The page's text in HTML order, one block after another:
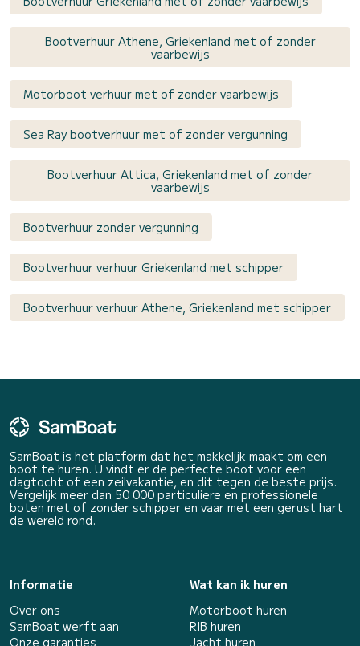
Bootverhuur Athene, Griekenland met of zonder
vaarbewijs
Motorboot verhuur met of zonder vaarbewijs
Sea Ray bootverhuur met of zonder vergunning
Bootverhuur Attica, Griekenland met of zonder
vaarbewijs
Bootverhuur zonder vergunning
Bootverhuur verhuur Griekenland met schipper
Bootverhuur verhuur Athene, Griekenland met schipper
SamBoat is het platform dat het makkelijk maakt om een
boot te huren. U vindt er de perfecte boot voor een
dagtocht of een zeilvakantie, en dit tegen de beste prijs.
Vergelijk meer dan 50 000 particuliere en professionele
boten met of zonder schipper en vaar met een gerust hart
de wereld rond.
Informatie
Over ons
SamBoat werft aan
Onze garanties
Wat kan ik huren
Motorboot huren
RIB huren
Jacht huren